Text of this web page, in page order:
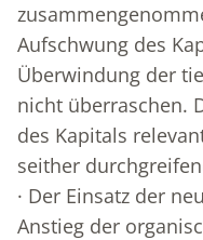
Aufschwung des
Überwindung der
nicht überraschen.
des Kapitals
seither
· Der Einsatz der
Anstieg der